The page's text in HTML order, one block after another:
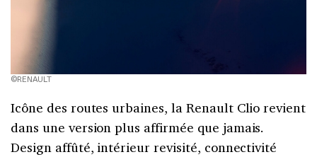
©RENAULT
Icône des routes urbaines, la Renault Clio revient
dans une version plus affirmée que jamais.
Design affûté, intérieur revisité, connectivité